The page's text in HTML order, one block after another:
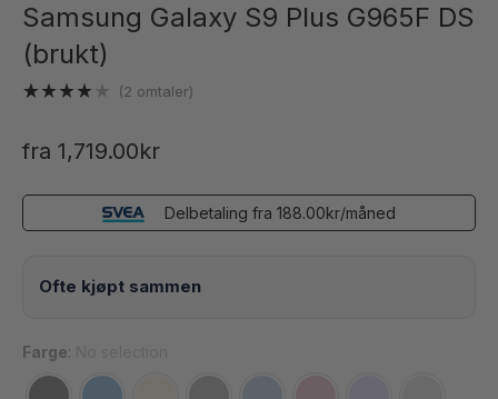
Samsung Galaxy S9 Plus G965F DS
(brukt)
5 basert
(2 omtaler)
fra 1,719.00kr
Delbetaling fra 188.00kr/måned
Farge: